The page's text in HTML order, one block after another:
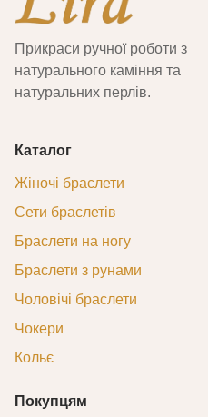
Прикраси ручної роботи з
натурального каміння та
натуральних перлів.
Каталог
Жіночі браслети
Сети браслетів
Браслети на ногу
Браслети з рунами
Чоловічі браслети
Чокери
Кольє
Покупцям